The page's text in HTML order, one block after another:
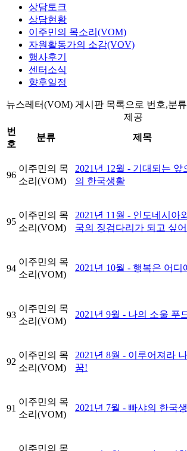
상담토크
상담현황
이주민의 목소리(VOM)
자원활동가의 소감(VOV)
행사후기
센터소식
향후일정
뉴스레터(VOM) 게시판 목록으로 번호,분
제공
번
호
분류 제목
96
이주민의 목
소리(VOM)
2021년 12월 - 기대되는 앞
의 한국생활
95
이주민의 목
소리(VOM)
2021년 11월 - 인도네시아
국의 징검다리가 되고 싶
94
이주민의 목
소리(VOM)
2021년 10월 - 행복은 어디
93
이주민의 목
소리(VOM)
2021년 9월 - 나의 소울 푸
92
이주민의 목
소리(VOM)
2021년 8월 - 이루어져라
꿈!
91
이주민의 목
소리(VOM)
2021년 7월 - 빠샤의 한국
이주민의 목